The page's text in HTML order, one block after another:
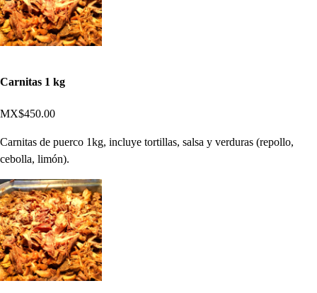
Carnitas 1 kg
MX$450.00
Carnitas de puerco 1kg, incluye tortillas, salsa y verduras (repollo,
cebolla, limón).